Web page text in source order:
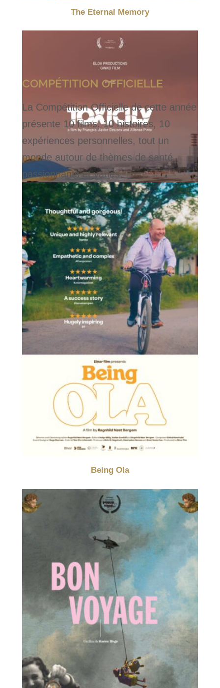
The Eternal Memory
Toxicily
ZAAD
COMPÉTITION OFFICIELLE
La Compétition Officielle de cette année
présente 10 films, 10 histoires, 10
expériences personnelles, tout un
monde autour de thèmes de santé
passionnants et variés.
Being Ola